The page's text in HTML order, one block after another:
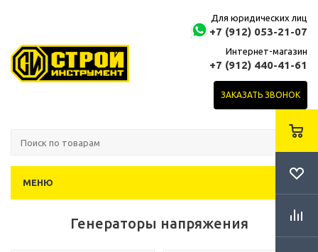
Для юридических лиц
+7 (912) 053-21-07
Интернет-магазин
+7 (912) 440-41-61
ЗАКАЗАТЬ ЗВОНОК
МЕНЮ
Генераторы напряжения